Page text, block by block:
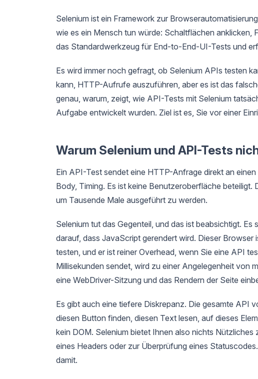
Selenium ist ein Framework zur
wie es ein Mensch tun würde: Schaltflächen anklicken,
das Standardwerkzeug für End-to-End-UI-Tests und
Es wird immer noch gefragt, ob Selenium APIs testen
kann, HTTP-Aufrufe auszuführen, aber es ist das
genau, warum, zeigt, wie API-Tests mit Selenium
Aufgabe entwickelt wurden. Ziel ist es, Sie vor einer
Warum Selenium und API-Tests
Ein API-Test sendet eine HTTP-Anfrage direkt an
Body, Timing. Es ist keine Benutzeroberfläche beteiligt.
um Tausende Male ausgeführt zu werden.
Selenium tut das Gegenteil, und das ist beabsichtigt.
darauf, dass JavaScript gerendert wird. Dieser
testen, und er ist reiner Overhead, wenn Sie eine API
Millisekunden sendet, wird zu einer Angelegenheit von
eine WebDriver-Sitzung und das Rendern der Seite
Es gibt auch eine tiefere Diskrepanz. Die gesamte API
diesen Button finden, diesen Text lesen, auf dieses
kein DOM. Selenium bietet Ihnen also nichts
eines Headers oder zur Überprüfung eines
damit.